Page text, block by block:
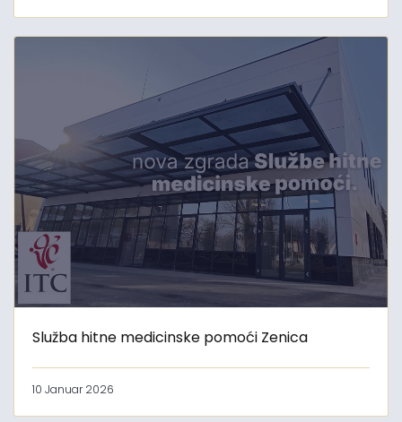
Služba hitne medicinske pomoći Zenica
10 Januar 2026